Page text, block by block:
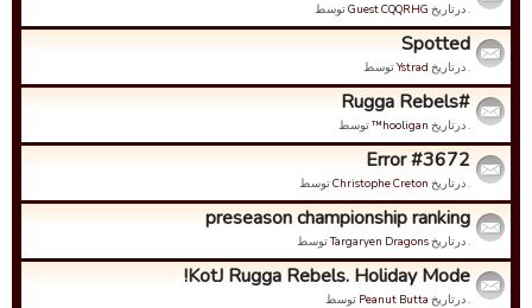
. درتاریخ Guest CQQRHGتوسط
Spotted
. درتاریخ Ystradتوسط
#Rugga Rebels
. درتاریخ hooligan™ توسط
Error #3672
. درتاریخ Christophe Cretonتوسط
preseason championship ranking
. درتاریخTargaryen Dragonsتوسط
KotJ Rugga Rebels. Holiday Mode!
. درتاریخ Peanut Butta توسط